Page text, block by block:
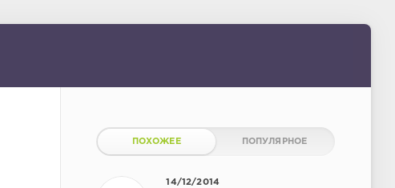
ПОХОЖЕЕ ПОПУЛЯРНОЕ
14/12/2014